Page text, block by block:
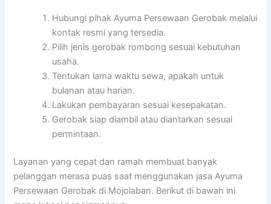
Hubungi pihak Ayuma Persewaan Gerobak melalui
kontak resmi yang tersedia.
Pilih jenis gerobak rombong sesuai kebutuhan
usaha.
Tentukan lama waktu sewa, apakah untuk
bulanan atau harian.
Lakukan pembayaran sesuai kesepakatan.
Gerobak siap diambil atau diantarkan sesuai
permintaan.
Layanan yang cepat dan ramah membuat banyak
pelanggan merasa puas saat menggunakan jasa Ayuma
Persewaan Gerobak di Mojolaban. Berikut di bawah ini